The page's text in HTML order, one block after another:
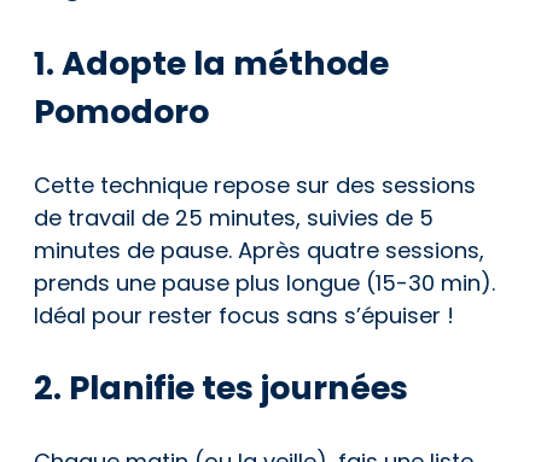
1. Adopte la méthode
Pomodoro
Cette technique repose sur des sessions
de travail de 25 minutes, suivies de 5
minutes de pause. Après quatre sessions,
prends une pause plus longue (15-30 min).
Idéal pour rester focus sans s’épuiser !
2. Planifie tes journées